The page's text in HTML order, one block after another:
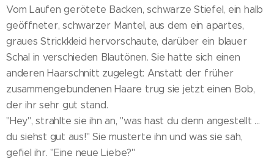
Vom Laufen gerötete Backen, schwarze Stiefel, ein halb
geöffneter, schwarzer Mantel, aus dem ein apartes,
graues Strickkleid hervorschaute, darüber ein blauer
Schal in verschieden Blautönen. Sie hatte sich einen
anderen Haarschnitt zugelegt: Anstatt der früher
zusammengebundenen Haare trug sie jetzt einen Bob,
der ihr sehr gut stand.
"Hey", strahlte sie ihn an, "was hast du denn angestellt ...
du siehst gut aus!" Sie musterte ihn und was sie sah,
gefiel ihr. "Eine neue Liebe?"